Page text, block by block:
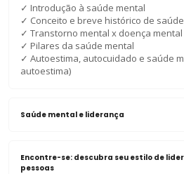
✓ Introdução à saúde mental
✓ Conceito e breve histórico de
✓ Transtorno mental x doença mental
✓ Pilares da saúde mental
✓ Autoestima, autocuidado e saúde
autoestima)
Saúde mental e liderança
Encontre-se: descubra seu estilo de
pessoas